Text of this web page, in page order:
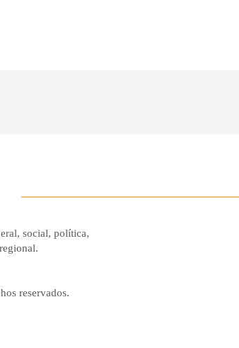
social, política,
reservados.